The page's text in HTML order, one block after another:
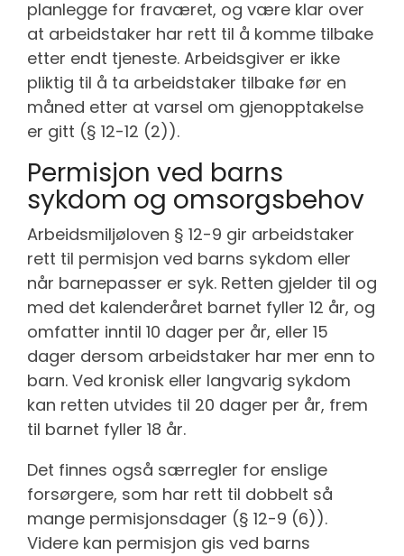
planlegge for fraværet, og være klar over
at arbeidstaker har rett til å komme tilbake
etter endt tjeneste. Arbeidsgiver er ikke
pliktig til å ta arbeidstaker tilbake før en
måned etter at varsel om gjenopptakelse
er gitt (§ 12-12 (2)).
Permisjon ved barns
sykdom og omsorgsbehov
Arbeidsmiljøloven § 12-9 gir arbeidstaker
rett til permisjon ved barns sykdom eller
når barnepasser er syk. Retten gjelder til og
med det kalenderåret barnet fyller 12 år, og
omfatter inntil 10 dager per år, eller 15
dager dersom arbeidstaker har mer enn to
barn. Ved kronisk eller langvarig sykdom
kan retten utvides til 20 dager per år, frem
til barnet fyller 18 år.
Det finnes også særregler for enslige
forsørgere, som har rett til dobbelt så
mange permisjonsdager (§ 12-9 (6)).
Videre kan permisjon gis ved barns